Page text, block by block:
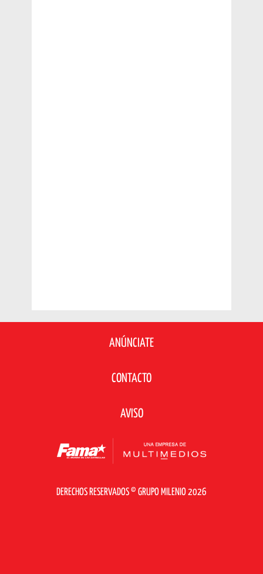
ANÚNCIATE
CONTACTO
AVISO
DERECHOS RESERVADOS © GRUPO MILENIO 2026